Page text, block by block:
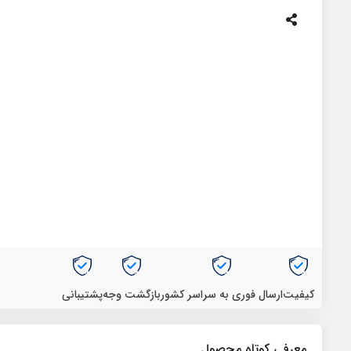
کیفیتارسال فوری به سراسر کشوربازگشت وجهپشتیبانی